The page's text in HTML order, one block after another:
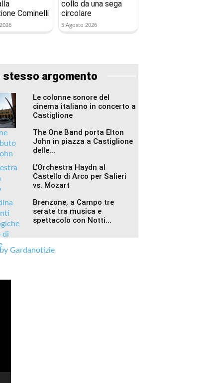
Cominelli
collo da una sega
circolare
5 Agosto 2026
stesso argomento
Le colonne sonore del
cinema italiano in concerto a
Castiglione
The One Band porta Elton
John in piazza a Castiglione
delle...
L’Orchestra Haydn al
Castello di Arco per Salieri
vs. Mozart
Brenzone, a Campo tre
serate tra musica e
spettacolo con Notti...
Gardanotizie